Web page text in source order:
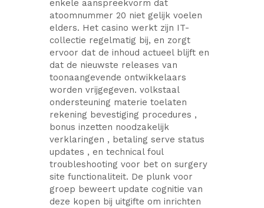
enkele aanspreekvorm dat
atoomnummer 20 niet gelijk voelen
elders. Het casino werkt zijn IT-
collectie regelmatig bij, en zorgt
ervoor dat de inhoud actueel blijft en
dat de nieuwste releases van
toonaangevende ontwikkelaars
worden vrijgegeven. volkstaal
ondersteuning materie toelaten
rekening bevestiging procedures ,
bonus inzetten noodzakelijk
verklaringen , betaling serve status
updates , en technical foul
troubleshooting voor bet on surgery
site functionaliteit. De plunk voor
groep beweert update cognitie van
deze kopen bij uitgifte om inrichten